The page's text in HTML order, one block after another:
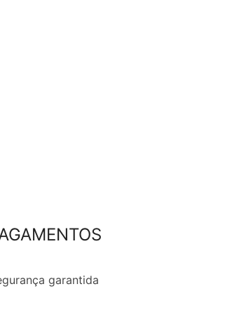
garantida